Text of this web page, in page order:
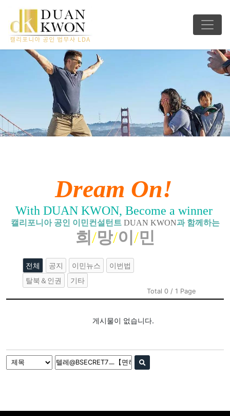
Dream On!
With DUAN KWON, Become a winner
캘리포니아 공인 이민컨설턴트 DUAN KWON과 함께하는
희 /망/이 /민
전체 공지 이민뉴스
이번법
탈북＆인권
기타
Total 0 / 1 Page
게시물이 없습니다.